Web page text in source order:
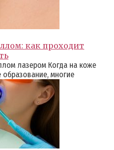
как проходит
лазером Когда на коже
многие